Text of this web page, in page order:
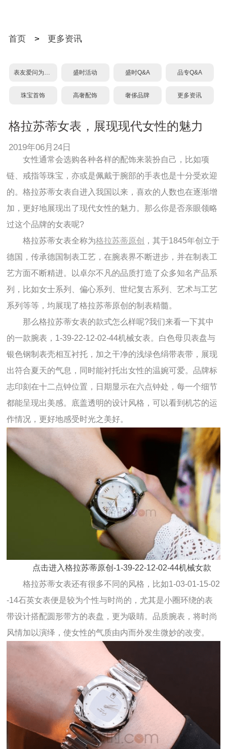
首页 > 更多资讯
表友爱问为什么？ 盛时活动 盛时Q&A 品专Q&A
珠宝首饰 高奢配饰 奢侈品牌 更多资讯
格拉苏蒂女表，展现现代女性的魅力
2019年06月24日
女性通常会选购各种各样的配饰来装扮自己，比如项
链、戒指等珠宝，亦或是佩戴于腕部的手表也是十分受欢迎
的。格拉苏蒂女表自进入我国以来，喜欢的人数也在逐渐增
加，更好地展现出了现代女性的魅力。那么你是否亲眼领略
过这个品牌的女表呢?
格拉苏蒂女表全称为格拉苏蒂原创
，其于1845年创立于
德国，传承德国制表工艺，在腕表界不断进步，并在制表工
艺方面不断精进。以卓尔不凡的品质打造了众多知名产品系
列，比如女士系列、偏心系列、世纪复古系列、艺术与工艺
系列等等，均展现了格拉苏蒂原创的制表精髓。
那么格拉苏蒂女表的款式怎么样呢?我们来看一下其中
的一款腕表，1-39-22-12-02-44机械女表。白色母贝表盘与
银色钢制表壳相互衬托，加之干净的浅绿色绢带表带，展现
出符合夏天的气息，同时能衬托出女性的温婉可爱。品牌标
志印刻在十二点钟位置，日期显示在六点钟处，每一个细节
都能呈现出美感。底盖透明的设计风格，可以看到机芯的运
作情况，更好地感受时光之美好。
点击进入格拉苏蒂原创-1-39-22-12-02-44机械女款
格拉苏蒂女表还有很多不同的风格，比如1-03-01-15-02
-14石英女表便是较为个性与时尚的，尤其是小圈环绕的表
带设计搭配圆形带方的表盘，更为吸睛。品质腕表，将时尚
风情加以演绎，使女性的气质由内而外发生微妙的改变。